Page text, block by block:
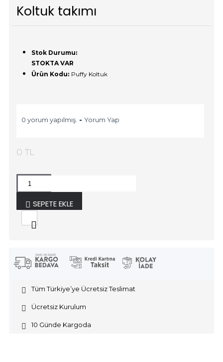
Koltuk takımı
Stok Durumu:
STOKTA VAR
Ürün Kodu: Puffy Koltuk
0 yorum yapılmış. - Yorum Yap
0 TL
SEPETE EKLE
Tüm Türkiye’ye Ücretsiz Teslimat
Ücretsiz Kurulum
10 Günde Kargoda